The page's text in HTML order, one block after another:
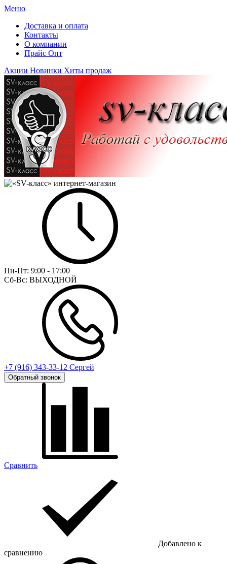
Меню
Доставка и оплата
Контакты
О компании
Прайс Опт
Акции Новинки Хиты продаж
Пн-Пт: 9:00 - 17:00
Сб-Вс: ВЫХОДНОЙ
+7 (916) 343-33-12 Сергей
Обратный звонок
Сравнить
Добавлено к
сравнению